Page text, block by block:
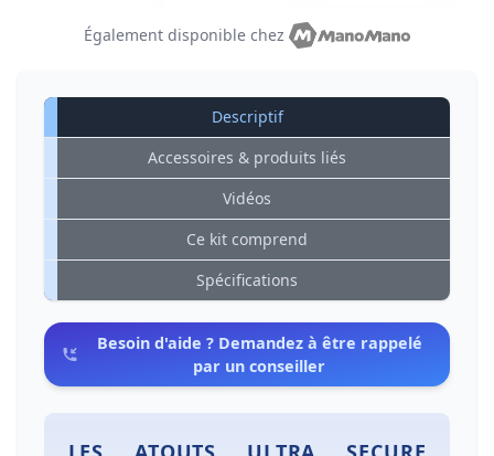
Également disponible chez
Descriptif
Accessoires & produits liés
Vidéos
Ce kit comprend
Spécifications
Besoin d'aide ? Demandez à être rappelé
par un conseiller